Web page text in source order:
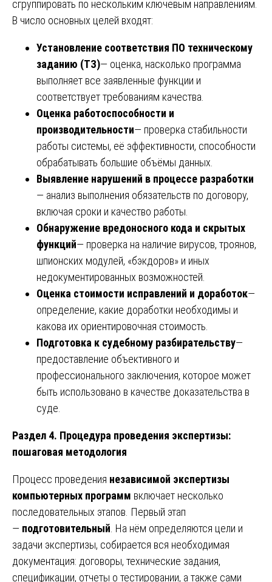
сгруппировать по нескольким ключевым направлениям.
В число основных целей входят:
Установление соответствия ПО техническому
заданию (ТЗ)— оценка, насколько программа
выполняет все заявленные функции и
соответствует требованиям качества.
Оценка работоспособности и
производительности— проверка стабильности
работы системы, её эффективности, способности
обрабатывать большие объёмы данных.
Выявление нарушений в процессе разработки
— анализ выполнения обязательств по договору,
включая сроки и качество работы.
Обнаружение вредоносного кода и скрытых
функций— проверка на наличие вирусов, троянов,
шпионских модулей, «бэкдоров» и иных
недокументированных возможностей.
Оценка стоимости исправлений и доработок—
определение, какие доработки необходимы и
какова их ориентировочная стоимость.
Подготовка к судебному разбирательству—
предоставление объективного и
профессионального заключения, которое может
быть использовано в качестве доказательства в
суде.
Раздел 4. Процедура проведения экспертизы:
пошаговая методология
Процесс проведения независимой экспертизы
компьютерных программ включает несколько
последовательных этапов. Первый этап
— подготовительный . На нём определяются цели и
задачи экспертизы, собирается вся необходимая
документация: договоры, технические задания,
спецификации, отчеты о тестировании, а также сами